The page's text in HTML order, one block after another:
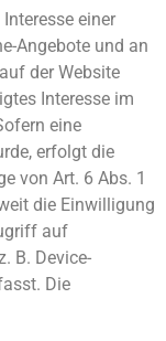
einer
Angebote und an
der Website
Interesse im
eine
erfolgt die
von Art. 6 Abs. 1
die Einwilligung
auf
B. Device-
Die